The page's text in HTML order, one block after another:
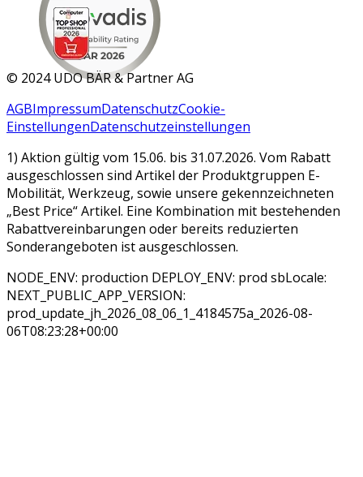
MAR 2026
© 2024 UDO BÄR & Partner AG
AGBImpressumDatenschutzCookie-
EinstellungenDatenschutzeinstellungen
1) Aktion gültig vom 15.06. bis 31.07.2026. Vom Rabatt
ausgeschlossen sind Artikel der Produktgruppen E-
Mobilität, Werkzeug, sowie unsere gekennzeichneten
„Best Price“ Artikel. Eine Kombination mit bestehenden
Rabattvereinbarungen oder bereits reduzierten
Sonderangeboten ist ausgeschlossen.
NODE_ENV: production DEPLOY_ENV: prod sbLocale:
NEXT_PUBLIC_APP_VERSION:
prod_update_jh_2026_08_06_1_4184575a_2026-08-
06T08:23:28+00:00